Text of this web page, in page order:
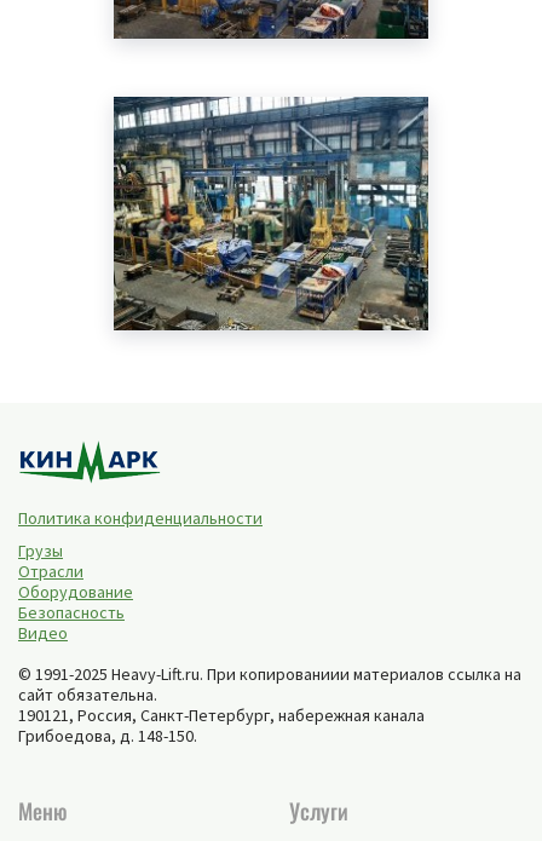
Политика конфиденциальности
Грузы
Отрасли
Оборудование
Безопасность
Видео
© 1991-2025 Heavy-Lift.ru. При копированиии материалов ссылка на
сайт обязательна.
190121, Россия, Санкт-Петербург, набережная канала
Грибоедова, д. 148-150.
Меню Услуги